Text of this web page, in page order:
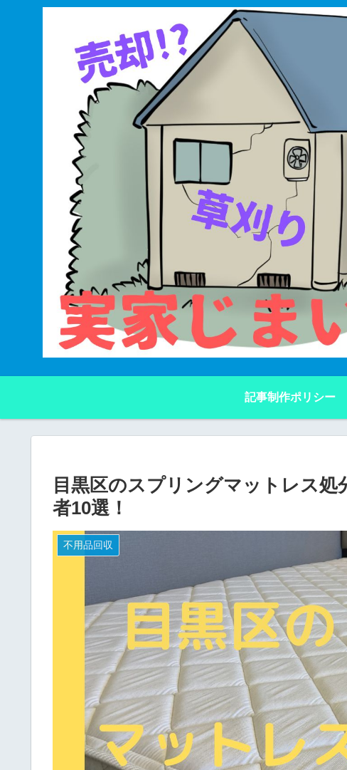
記事制作ポリシー
目黒区のスプリングマットレス
者10選！
不用品回収